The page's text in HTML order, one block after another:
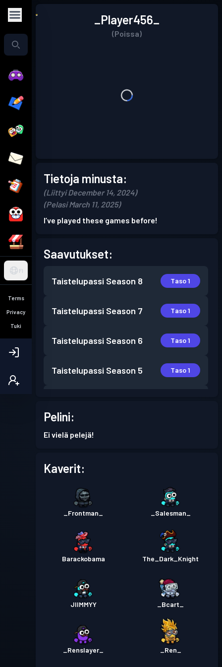
FI
Terms
Privacy
Tuki
_Player456_
(Poissa)
Tietoja minusta:
(Liittyi December 14, 2024)
(Pelasi March 11, 2025)
I’ve played these games before!
Saavutukset:
Taistelupassi Season 8 Taso 1
Taistelupassi Season 7 Taso 1
Taistelupassi Season 6 Taso 1
Taistelupassi Season 5 Taso 1
Taistelupassi
Pelini:
Ei vielä pelejä!
Kaverit:
_Frontman_ _Salesman_
Barackobama The_Dark_Knight
JIIMMYY _Bcart_
_Renslayer_ _Ren_